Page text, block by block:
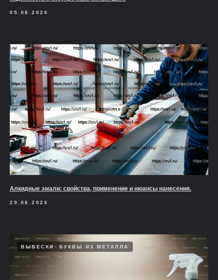
05.08.2026
Алкидные эмали: свойства, применение и нюансы нанесения.
29.06.2026
ВЫВЕСКИ БУКВЫ ИЗ МЕТАЛЛА